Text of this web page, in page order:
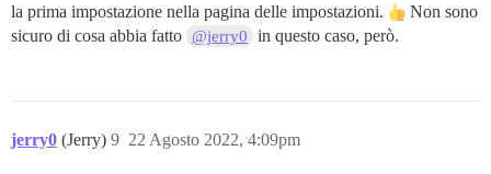
la prima impostazione nella pagina delle impostazioni.
Non sono
sicuro di cosa abbia fatto @jerry0 in questo caso, però.
jerry0 (Jerry) 22 Agosto 2022, 4:09pm
9